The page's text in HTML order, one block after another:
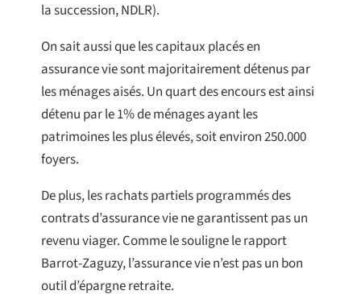
la succession, NDLR).
On sait aussi que les capitaux placés en
assurance vie sont majoritairement détenus par
les ménages aisés. Un quart des encours est ainsi
détenu par le 1% de ménages ayant les
patrimoines les plus élevés, soit environ 250.000
foyers.
De plus, les rachats partiels programmés des
contrats d’assurance vie ne garantissent pas un
revenu viager. Comme le souligne le rapport
Barrot-Zaguzy, l’assurance vie n’est pas un bon
outil d’épargne retraite.